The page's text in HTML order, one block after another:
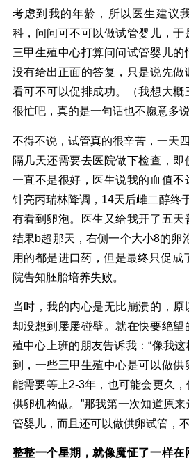
考虑到我的年龄，所以医生建议
科，问问可不可以做试管婴儿，于
三甲生殖中心打算问问试管婴儿
没有给出正面的答复，只是说先做
看可不可以促排成功。（我想大概
很忙吧，真的是一句话也不愿意多说
不得不说，试管真的很辛苦，一天
隔几天还需要去医院做下检查，
一直不是很好，医生说我的血值不
针亮丙瑞林降调，14天后雌二醇终
有看到卵泡。医生又给我开了五天
结果b超那天，右侧一个大小8的卵
用的都是进口药，但是最终只促成
院告知胚胎培养失败。
当时，我的内心是无比崩溃的，原
却没想到屡屡碰壁。就在快要绝望
殖中心上班的朋友告诉我：“像我
到，一些三甲生殖中心是可以做供
能需要等上2-3年，也可能会更久
供卵机构做。”那我第一次知道原
管婴儿，而且还可以做供卵试管，不
整整一个星期，就像魔怔了一样在